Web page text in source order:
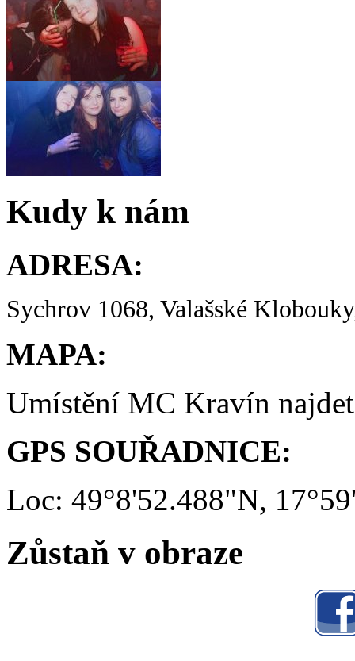
Kudy k nám
ADRESA:
Sychrov 1068, Valašské
MAPA:
Umístění MC Kravín
GPS SOUŘADNICE:
Loc: 49°8'52.488"N,
Zůstaň v obraze